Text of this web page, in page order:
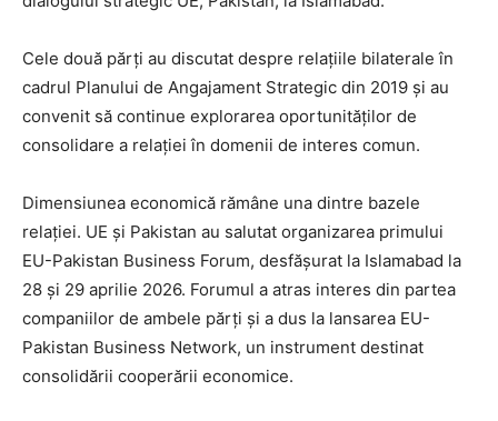
Cele două părți au discutat despre relațiile bilaterale în
cadrul Planului de Angajament Strategic din 2019 și au
convenit să continue explorarea oportunităților de
consolidare a relației în domenii de interes comun.
Dimensiunea economică rămâne una dintre bazele
relației. UE și Pakistan au salutat organizarea primului
EU-Pakistan Business Forum, desfășurat la Islamabad la
28 și 29 aprilie 2026. Forumul a atras interes din partea
companiilor de ambele părți și a dus la lansarea EU-
Pakistan Business Network, un instrument destinat
consolidării cooperării economice.